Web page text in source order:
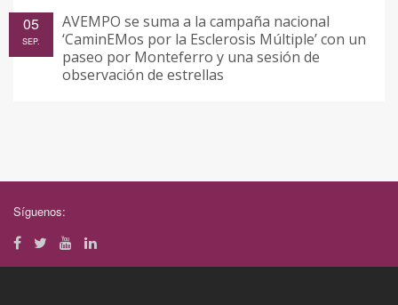
AVEMPO se suma a la campaña nacional
‘CaminEMos por la Esclerosis Múltiple’ con un
paseo por Monteferro y una sesión de
observación de estrellas
05
SEP.
Síguenos: